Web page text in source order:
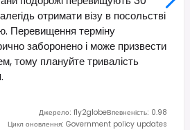
отримати візу в посольстві
Перевищення терміну
заборонено і може призвести
тому плануйте тривалість
Джерело: fly2globeВпевненість: 0.98
Цикл оновлення: Government policy updates